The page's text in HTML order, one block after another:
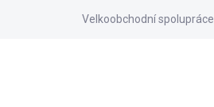
Velkoobchodní spolupráce